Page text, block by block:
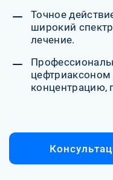
Точное
широкий
лечение.
концентрацию,